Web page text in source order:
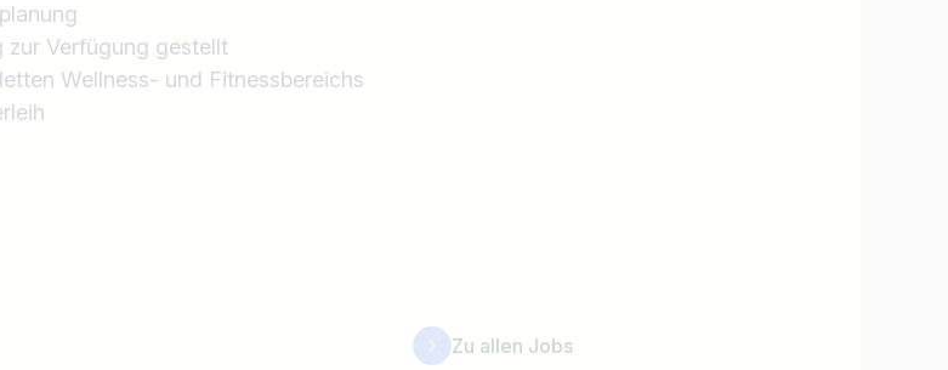
zur Verfügung gestellt
Wellness- und Fitnessbereichs
Zu allen Jobs